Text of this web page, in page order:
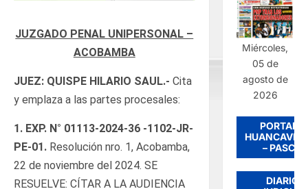
JUZGADO PENAL UNIPERSONAL –
ACOBAMBA
JUEZ: QUISPE HILARIO SAUL.- Cita
y emplaza a las partes procesales:
1. EXP. N° 01113-2024-36 -1102-JR-
PE-01. Resolución nro. 1, Acobamba,
22 de noviembre del 2024. SE
RESUELVE: CÍTAR A LA AUDIENCIA
Miércoles,
05 de
agosto de
2026
PORTADA
– PASCO
DIARIO